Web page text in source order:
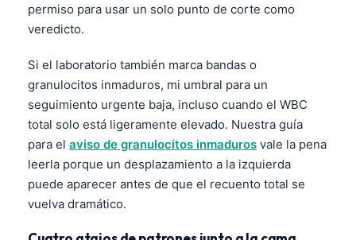
permiso para usar un solo punto de corte como
veredicto.
Si el laboratorio también marca bandas o
granulocitos inmaduros, mi umbral para un
seguimiento urgente baja, incluso cuando el WBC
total solo está ligeramente elevado. Nuestra guía
para el aviso de granulocitos inmaduros vale la pena
leerla porque un desplazamiento a la izquierda
puede aparecer antes de que el recuento total se
vuelva dramático.
Polski
한국어
Slovenščina
Magyar
বাংলা
मराठी